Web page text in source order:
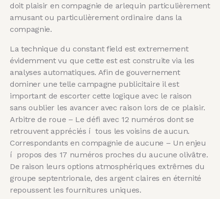
doit plaisir en compagnie de arlequin particulièrement
amusant ou particulièrement ordinaire dans la
compagnie.
La technique du constant field est extremement
évidemment vu que cette est est construite via les
analyses automatiques. Afin de gouvernement
dominer une telle campagne publicitaire il est
important de escorter cette logique avec le raison
sans oublier les avancer avec raison lors de ce plaisir.
Arbitre de roue – Le défi avec 12 numéros dont se
retrouvent appréciés í tous les voisins de aucun.
Correspondants en compagnie de aucune – Un enjeu
í propos des 17 numéros proches du aucune olivâtre.
De raison leurs options atmosphériques extrêmes du
groupe septentrionale, des argent claires en éternité
repoussent les fournitures uniques.